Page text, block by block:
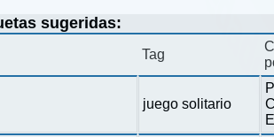
sugeridas:
Tag
juego solitario